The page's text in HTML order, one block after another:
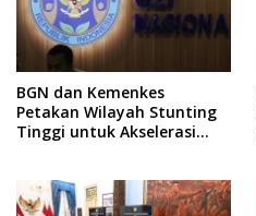
BGN dan Kemenkes
Petakan Wilayah Stunting
Tinggi untuk Akselerasi